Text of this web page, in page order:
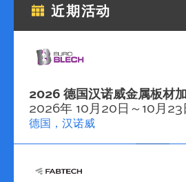
近期活动
2026 德国汉诺威金属板材
2026年 10月20日～10月23
德国，汉诺威